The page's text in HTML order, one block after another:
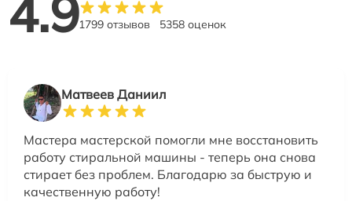
4.91799 отзывов 5358 оценок
Матвеев Даниил
Мастера мастерской помогли мне восстановить
работу стиральной машины - теперь она снова
стирает без проблем. Благодарю за быструю и
качественную работу!